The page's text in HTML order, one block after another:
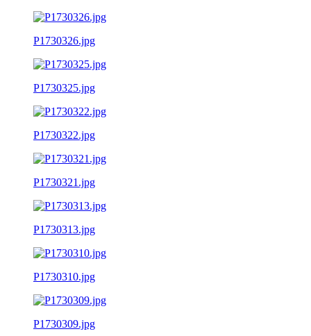
P1730326.jpg
P1730325.jpg
P1730322.jpg
P1730321.jpg
P1730313.jpg
P1730310.jpg
P1730309.jpg